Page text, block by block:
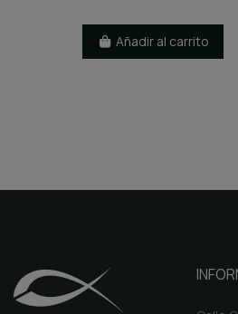
Añadir al carrito